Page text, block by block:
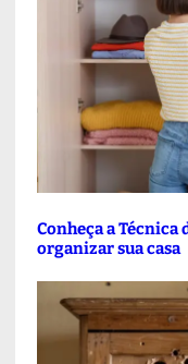
Conheça a Técnica
organizar sua casa